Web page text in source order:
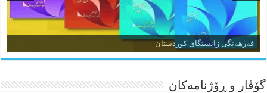
فەرهەنگی زانستگای کوردستان
زمان و وێژەی کوردی
گۆڤار و ڕۆژنامه‌کان